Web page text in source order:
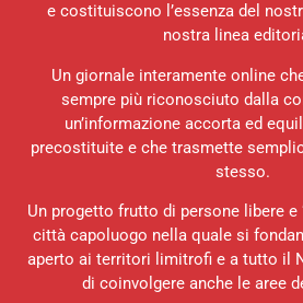
e costituiscono l’essenza del
nostra linea
Un giornale interamente online
sempre più riconosciuto dalla
un’informazione accorta ed
precostituite e che trasmette
stesso.
Un progetto frutto di persone libere e
città capoluogo nella quale si
aperto ai territori limitrofi e a tutto il
di coinvolgere anche le aree